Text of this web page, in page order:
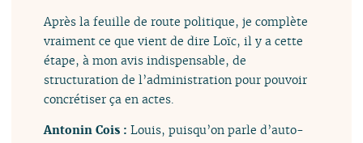
Après la feuille de route politique, je complète
vraiment ce que vient de dire Loïc, il y a cette
étape, à mon avis indispensable, de
structuration de l’administration pour pouvoir
concrétiser ça en actes.
Antonin Cois :Louis, puisqu’on parle d’auto-